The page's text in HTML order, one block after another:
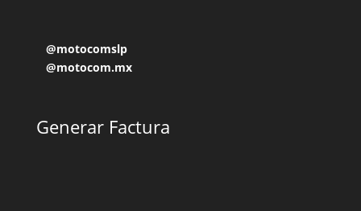
@motocomslp
@motocom.mx
Generar Factura